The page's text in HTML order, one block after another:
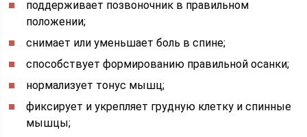
поддерживает позвоночник в правильном
положении;
снимает или уменьшает боль в спине;
способствует формированию правильной осанки;
нормализует тонус мышц;
фиксирует и укрепляет грудную клетку и спинные
мышцы;